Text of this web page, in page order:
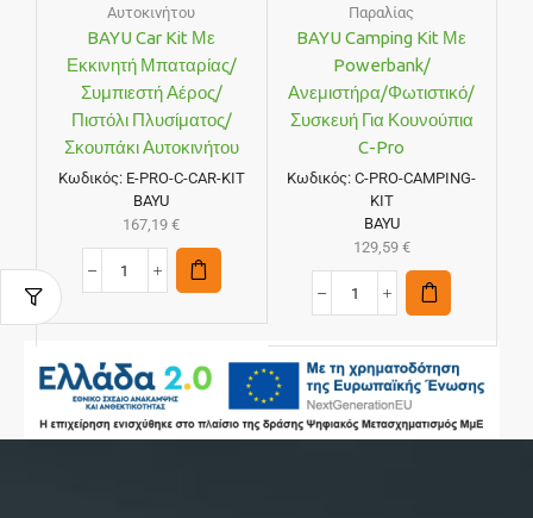
Αυτοκινήτου
BAYU Car Kit Με
Εκκινητή Μπαταρίας/
Συμπιεστή Αέρος/
Πιστόλι Πλυσίματος/
Σκουπάκι Αυτοκινήτου
E-Pro C
Κωδικός: E-PRO-C-CAR-KIT
BAYU
167,19€
Παραλίας
BAYU Camping Kit Με
Powerbank/
Ανεμιστήρα/φωτιστικό/
Συσκευή Για Κουνούπια
C-Pro
Κωδικός:C-PRO-CAMPING-
KIT
BAYU
129,59 €